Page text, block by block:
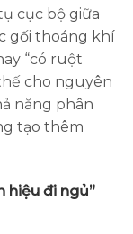
cục bộ giữa
gối thoáng khí
“có ruột
cho nguyên
năng phân
tạo thêm
hiệu đi ngủ”